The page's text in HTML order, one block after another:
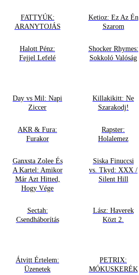
FATTYÚK:
ARANYTOJÁS
Ketioz: Ez Az Én
Szarom
Halott Pénz:
Fejjel Lefelé
Shocker Rhymes:
Sokkoló Valóság
Day vs Mil: Napi
Ziccer
Killakikitt: Ne
Szarakodj!
AKR & Fura:
Furakor
Rapster:
Holalemez
Ganxsta Zolee És
A Kartel: Amikor
Már Azt Hitted,
Hogy Vége
Siska Finuccsi
vs. Tkyd: XXX /
Silent Hill
Sectah:
Csendháborítás
Lász: Haverek
Közt 2.
Átvitt Értelem:
Üzenetek
PETRIX:
MÓKUSKERÉK